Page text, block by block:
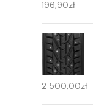
196,90zł
2 500,00zł